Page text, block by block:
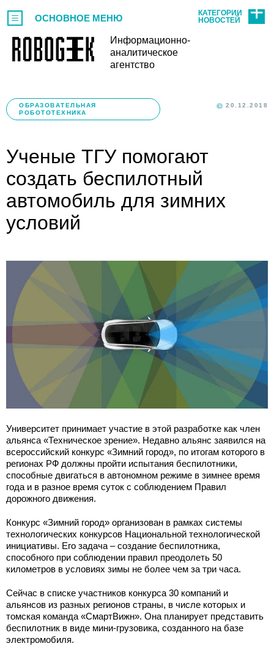
Информационно-
аналитическое
агентство
ОСНОВНОЕ МЕНЮ
КАТЕГОРИИ
НОВОСТЕЙ
ОБРАЗОВАТЕЛЬНАЯ
РОБОТОТЕХНИКА
20.12.2018
Ученые ТГУ помогают
создать беспилотный
автомобиль для зимних
условий
Университет принимает участие в этой разработке как член
альянса «Техническое зрение». Недавно альянс заявился на
всероссийский конкурс «Зимний город», по итогам которого в
регионах РФ должны пройти испытания беспилотники,
способные двигаться в автономном режиме в зимнее время
года и в разное время суток с соблюдением Правил
дорожного движения.
Конкурс «Зимний город» организован в рамках системы
технологических конкурсов Национальной технологической
инициативы. Его задача – создание беспилотника,
способного при соблюдении правил преодолеть 50
километров в условиях зимы не более чем за три часа.
Сейчас в списке участников конкурса 30 компаний и
альянсов из разных регионов страны, в числе которых и
томская команда «СмартВижн». Она планирует представить
беспилотник в виде мини-грузовика, созданного на базе
электромобиля.